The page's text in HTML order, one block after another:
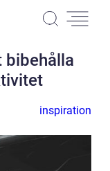
bibehålla
inspiration